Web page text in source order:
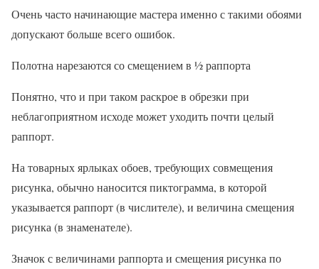
Очень часто начинающие мастера именно с такими обоями
допускают больше всего ошибок.
Полотна нарезаются со смещением в ½ раппорта
Понятно, что и при таком раскрое в обрезки при
неблагоприятном исходе может уходить почти целый
раппорт.
На товарных ярлыках обоев, требующих совмещения
рисунка, обычно наносится пиктограмма, в которой
указывается раппорт (в числителе), и величина смещения
рисунка (в знаменателе).
Значок с величинами раппорта и смещения рисунка по